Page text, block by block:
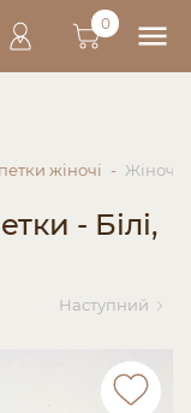
0
жіночі Жіночі
- Білі,
Наступний